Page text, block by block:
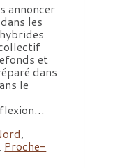
annoncer
les
et
dans
le
,
, Proche-